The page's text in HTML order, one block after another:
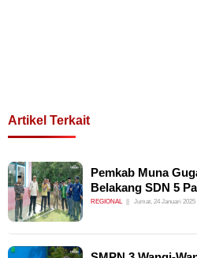
Artikel Terkait
Pemkab Muna
Belakang SDN 5
REGIONAL Jumat, 24 Januari 2025